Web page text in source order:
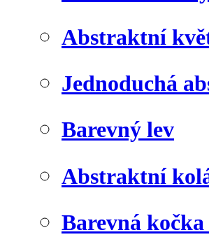
Abstraktní
Jednoduchá
Barevný lev
Abstraktní
Barevná